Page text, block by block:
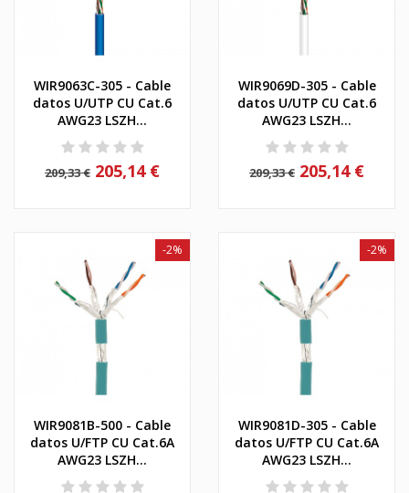
WIR9063C-305 - Cable
datos U/UTP CU Cat.6
AWG23 LSZH...
209,33 € 205,14 €
WIR9069D-305 - Cable
datos U/UTP CU Cat.6
AWG23 LSZH...
209,33 € 205,14 €
WIR9081B-500 - Cable
datos U/FTP CU Cat.6A
AWG23 LSZH...
-2%
WIR9081D-305 - Cable
datos U/FTP CU Cat.6A
AWG23 LSZH...
-2%